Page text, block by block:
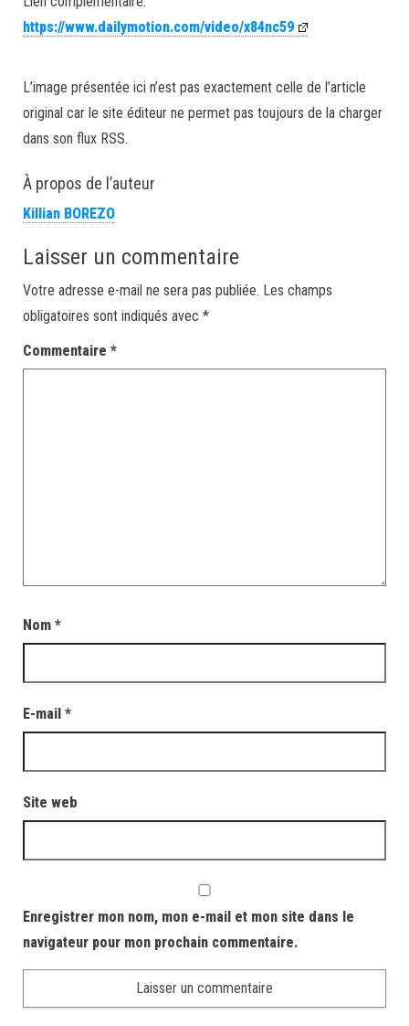
https://www.dailymotion.com/video/x84nc59
L’image présentée ici n’est pas exactement celle de l’article
original car le site éditeur ne permet pas toujours de la charger
dans son flux RSS.
À propos de l’auteur
Killian BOREZO
Laisser un commentaire
Votre adresse e-mail ne sera pas publiée. Les champs
obligatoires sont indiqués avec *
Commentaire *
Nom *
E-mail *
Site web
Enregistrer mon nom, mon e-mail et mon site dans le
navigateur pour mon prochain commentaire.